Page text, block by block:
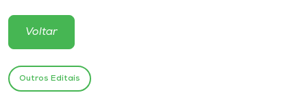
Atendimento ao Estudante
Portal de Ensino
Voltar
Outros Editais